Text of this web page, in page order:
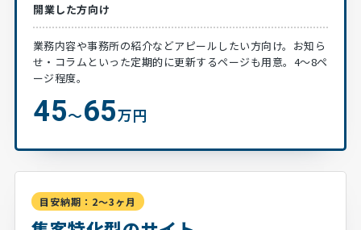
開業した方向け
業務内容や事務所の紹介などアピールしたい方向け。お知ら
せ・コラムといった定期的に更新するページも用意。4～8ペ
ージ程度。
45～65万円
目安納期：2～3ヶ月